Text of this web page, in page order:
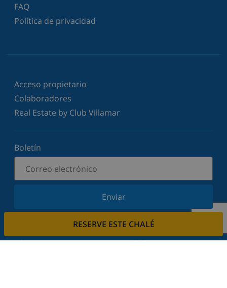
RESERVE ESTE CHALÉ
FAQ
Política de privacidad
Acceso propietario
Colaboradores
Real Estate by Club Villamar
Boletín
Enviar
Suscríbase a nuestro boletín y manténgase
ofertas. Respetamos su privacidad.